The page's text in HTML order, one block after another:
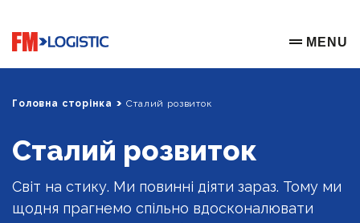
Go to home page
OPEN
MENU
Головна сторінка Сталий розвиток
Сталий розвиток
Світ на стику. Ми повинні діяти зараз. Тому ми
щодня прагнемо спільно вдосконалювати